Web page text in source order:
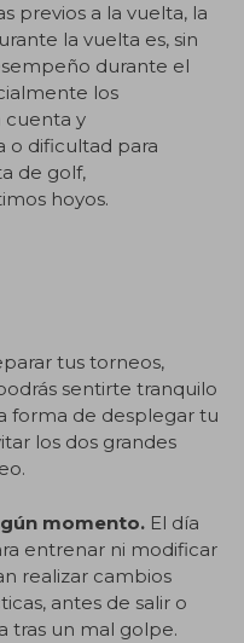
previos a la vuelta, la
la vuelta es, sin
durante el
los
cuenta y
o dificultad para
de golf,
hoyos.
tus torneos,
sentirte tranquilo
forma de desplegar tu
los dos grandes
momento. El día
entrenar ni modificar
realizar cambios
antes de salir o
tras un mal golpe.